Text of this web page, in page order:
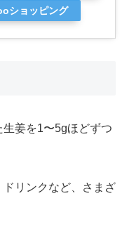
ショッピング
姜を1〜5gほどずつ
リンクなど、さまざ